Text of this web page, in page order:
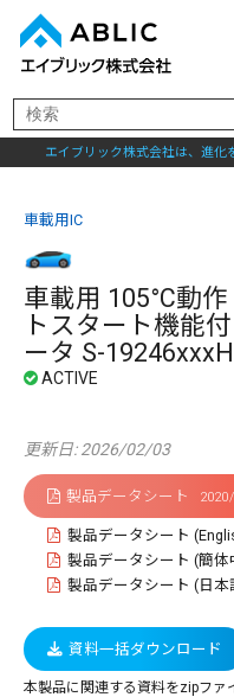
エイブリック株式会社は、進化
車載用IC
車載用 105°C動
トスタート機能
ータ S-
更新日: 2026/02/03
製品データシート
製品データシート
製品データシート (簡体
製品データシート (日本
資料一括ダウンロード
本製品に関連する資料をzipファ